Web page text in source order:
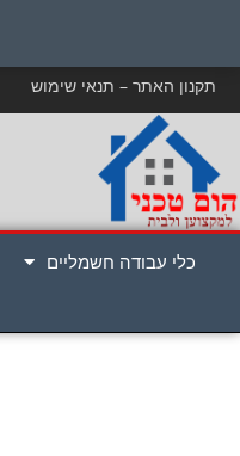
תקנון האתר – תנאי שימוש
כלי עבודה חשמליים